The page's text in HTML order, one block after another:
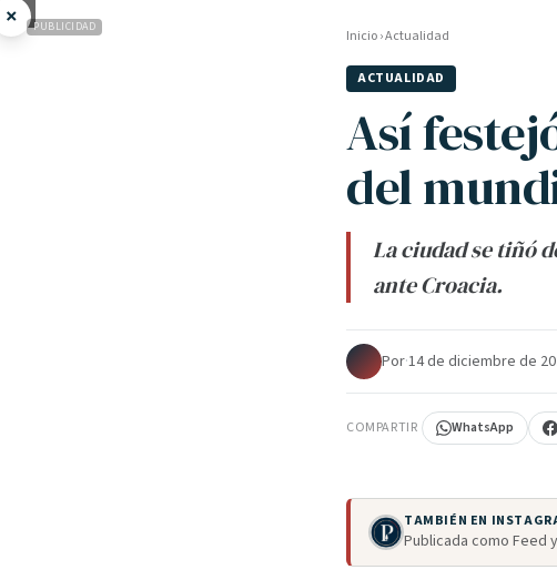
× PUBLICIDAD Inicio›Actualidad
ACTUALIDAD
Así
del
La ciudad se tiñó
ante Croacia.
Por·14 de diciembre de
COMPARTIR WhatsApp
TAMBIÉN EN
Publicada como Feed